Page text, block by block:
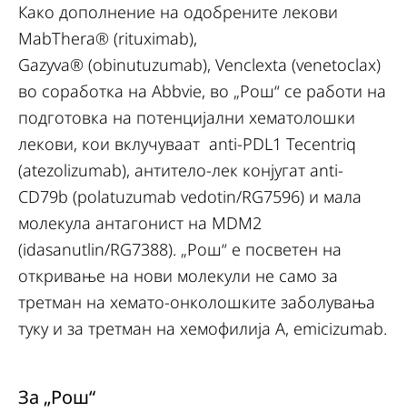
Како дополнение на одобрените лекови
MabThera® (rituximab),
Gazyva® (obinutuzumab), Venclexta (venetoclax)
во соработка на Abbvie, во „Рош“ се работи на
подготовка на потенцијални хематолошки
лекови, кои вклучуваат anti-PDL1 Tecentriq
(atezolizumab), антитело-лек конјугат anti-
CD79b (polatuzumab vedotin/RG7596) и мала
молекула антагонист на MDM2
(idasanutlin/RG7388). „Рош“ е посветен на
откривање на нови молекули не само за
третман на хемато-онколошките заболувања
туку и за третман на хемофилија А, emicizumab.
За „Рош“